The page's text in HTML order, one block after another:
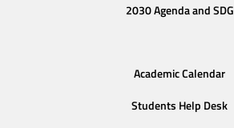
2030 Agenda and SDG
Academic Calendar
Students Help Desk